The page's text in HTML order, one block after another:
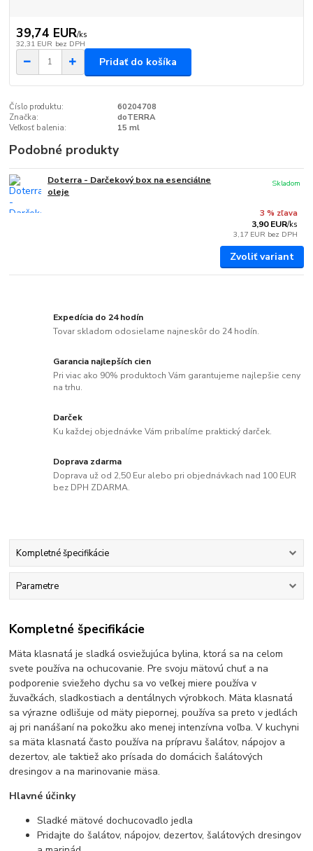
39,74 EUR/ks
32,31 EUR bez DPH
Pridať do košíka
Číslo produktu:
60204708
Značka:
doTERRA
Veľkosť balenia:
15 ml
Podobné produkty
Doterra - Darčekový box na esenciálne
oleje
3 % zľava
3,90 EUR/ks
3,17 EUR bez DPH
Skladom
Zvoliť variant
Expedícia do 24 hodín
Tovar skladom odosielame najneskôr do 24 hodín.
Garancia najlepších cien
Pri viac ako 90% produktoch Vám garantujeme najlepšie ceny
na trhu.
Darček
Ku každej objednávke Vám pribalíme praktický darček.
Doprava zdarma
Doprava už od 2,50 Eur alebo pri objednávkach nad 100 EUR
bez DPH ZDARMA.
Kompletné špecifikácie
Parametre
Kompletné špecifikácie
Mäta klasnatá je sladká osviežujúca bylina, ktorá sa na celom
svete používa na ochucovanie. Pre svoju mätovú chuť a na
podporenie sviežeho dychu sa vo veľkej miere používa v
žuvačkách, sladkostiach a dentálnych výrobkoch. Mäta klasnatá
sa výrazne odlišuje od mäty piepornej, používa sa preto v jedlách
aj pri nanášaní na pokožku ako menej intenzívna voľba. V kuchyni
sa mäta klasnatá často používa na prípravu šalátov, nápojov a
dezertov, ale taktiež ako prísada do domácich šalátových
dresingov a na marinovanie mäsa.
Hlavné účinky
Sladké mätové dochucovadlo jedla
Pridajte do šalátov, nápojov, dezertov, šalátových dresingov